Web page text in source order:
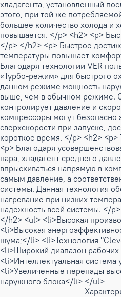
хладагента, установленный
этого, при той же
большее количество холода и
повышается. </p> <h2> <p>
</p> </h2> <p> Быстрое
температуры повышает
Благодаря технологии VER
«Турбо-режим» для быстрого
данном режиме мощность
выше, чем в обычном режиме.
контролирует давление и
компрессоры могут безопасно
сверхскорости при запуске,
короткое время. </p> <h2>
<p> Благодаря
пара, хладагент среднего
впрыскиваться напрямую в
самым давление, а
системы. Данная технология
нагревание при низких
надежность всей системы. </
</h2> <ul> <li>Высокая
<li>Высокая
шума;</li> <li>Технология
<li>Широкий диапазон
<li>Интеллектуальная
<li>Увеличенные перепады
наружного блока</li> </ul>